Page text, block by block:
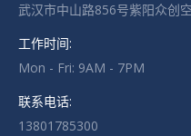
武汉市中山路856号紫阳众创
工作时间:
Mon - Fri: 9AM - 7PM
联系电话:
13801785300